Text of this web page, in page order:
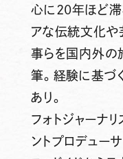
心に20年ほど滞
アな伝統文化や
事らを国内外の
筆。経験に基づ
あり。
フォトジャーナ
ントプロデュー